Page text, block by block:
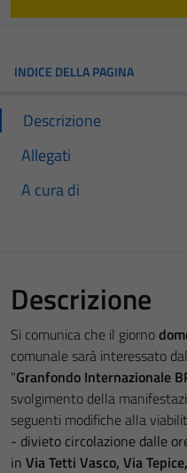
INDICE DELLA PAGINA
Descrizione
Allegati
A cura di
Descrizione
Si comunica che il giorno
comunale sarà interessato
"Granfondo Internazionale
svolgimento della
seguenti modifiche alla
- divieto circolazione dalle
in ViaTetti Vasco, Via